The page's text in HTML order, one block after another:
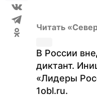
Читать
В России
диктант.
«Лидеры
1obl.ru.